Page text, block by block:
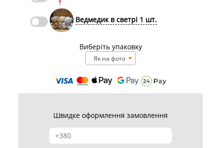
Ведмедик в светрі 1 шт.
Виберіть упаковку
Як на фото
Швидке оформлення замовлення